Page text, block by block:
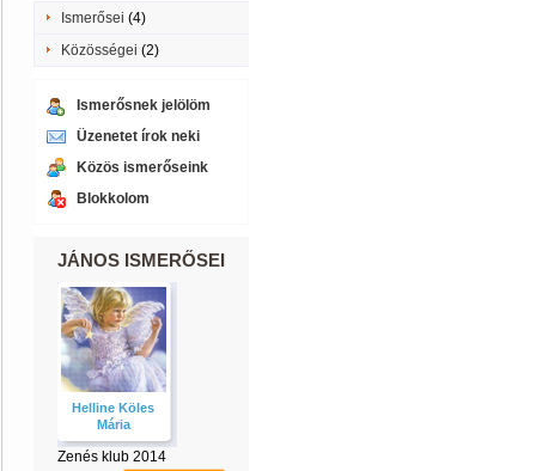
Ismerősei (4)
Közösségei (2)
Ismerősnek jelölöm
Üzenetet írok neki
Közös ismerőseink
Blokkolom
JÁNOS ISMERŐSEI
Helline Köles
Mária
Zenés klub 2014